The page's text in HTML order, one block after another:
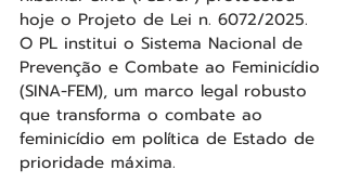
hoje o Projeto de Lei n. 6072/2025.
O PL institui o Sistema Nacional de
Prevenção e Combate ao Feminicídio
(SINA-FEM), um marco legal robusto
que transforma o combate ao
feminicídio em política de Estado de
prioridade máxima.